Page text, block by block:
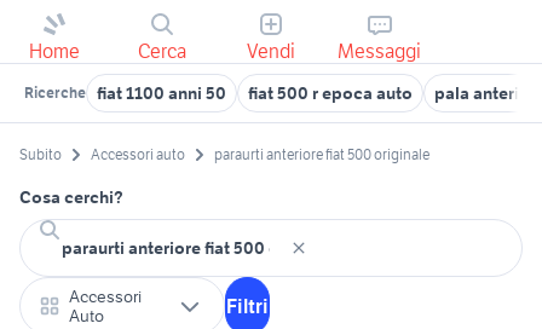
Home Cerca Vendi Messaggi
Ricerche fiat 1100 anni 50 fiat 500 r epoca auto pala
Subito Accessori auto paraurti anteriore fiat 500 originale
Cosa cerchi?
Accessori
Auto
Filtri